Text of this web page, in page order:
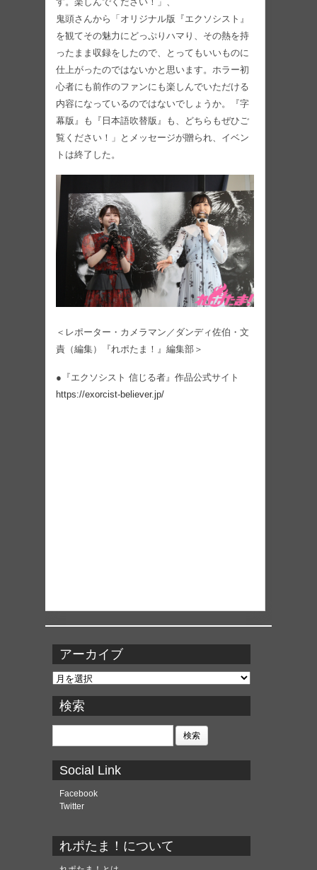
鬼頭さんから「オリジナル版『エクソシスト』
を観てその魅力にどっぷりハマり、その熱を持
ったまま収録をしたので、とってもいいものに
仕上がったのではないかと思います。ホラー初
心者にも前作のファンにも楽しんでいただける
内容になっているのではないでしょうか。『字
幕版』も『日本語吹替版』も、どちらもぜひご
覧ください！」とメッセージが贈られ、イベン
トは終了した。
＜レポーター・カメラマン／ダンディ佐伯・文
責（編集）『れポたま！』編集部＞
●『エクソシスト 信じる者』作品公式サイト
https://exorcist-believer.jp/
アーカイブ
ア
カ
イ
ブ
検索
検
Social Link
Facebook
Twitter
れポたま！について